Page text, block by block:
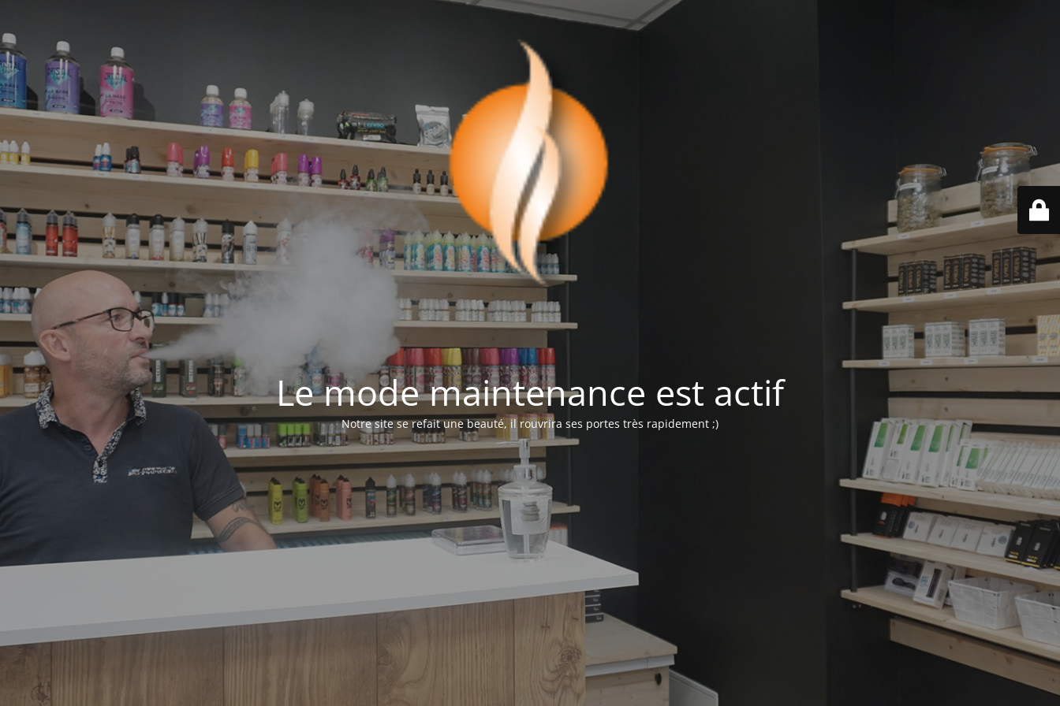
Le mode maintenance est actif
Notre site se refait une beauté, il rouvrira ses portes très rapidement ;)